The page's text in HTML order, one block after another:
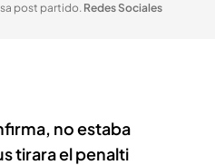
post partido. Redes Sociales
no estaba
tirara el penalti